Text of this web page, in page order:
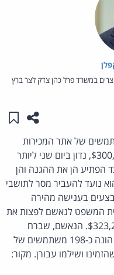
במשרד פרל כהן צדק לצר ברץ
שתפו
של אתר המכירות
הפומביות eBay בסכום העולה על $300,000, נדון ביום שני ליותר
הפתיע הן את ההגנה והן
נועד להעביר מסר לתושבי
בענישה מהירה
המשפט לנאשם לפצות את
קורבנות ההונאה המקוונת בסך של $323,261. הנאשם, שברח
מהרשויות במהלך 4 השנים האחרונות, הונה כ-198 משתמשים של
ושילמו עבורן. מקור: